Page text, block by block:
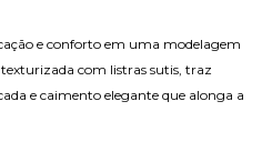
e conforto em uma modelagem
com listras sutis, traz
e caimento elegante que alonga a